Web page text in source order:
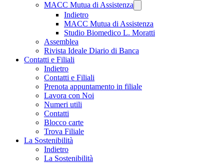
MACC Mutua di Assistenza
Indietro
MACC Mutua di Assistenza
Studio Biomedico L. Moratti
Assemblea
Rivista Ideale Diario di Banca
Contatti e Filiali
Indietro
Contatti e Filiali
Prenota appuntamento in filiale
Lavora con Noi
Numeri utili
Contatti
Blocco carte
Trova Filiale
La Sostenibilità
Indietro
La Sostenibilità